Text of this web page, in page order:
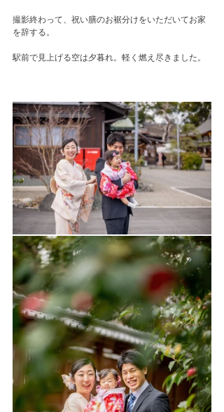
撮影終わって、祝い膳のお裾分けをいただいてお家
を辞する。
駅前で見上げる空は夕暮れ。軽く燃え尽きました。